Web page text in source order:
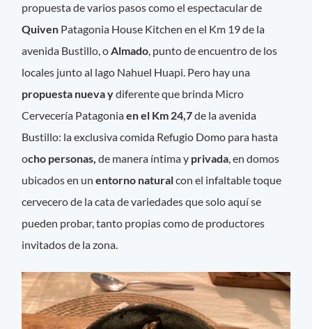
propuesta de varios pasos como el espectacular de
Quiven Patagonia House Kitchen en el Km 19 de la
avenida Bustillo, oAlmado, punto de encuentro de los
locales junto al lago Nahuel Huapi. Pero hay una
propuesta nueva ydiferente que brinda Micro
Cervecería Patagoniaen el Km 24,7de la avenida
Bustillo: la exclusiva comida Refugio Domo para hasta
ocho personas, de manera íntima y privada, en domos
ubicados en unentorno naturalcon el infaltable toque
cervecero de la cata de variedades que solo aquí se
pueden probar, tanto propias como de productores
invitados de la zona.